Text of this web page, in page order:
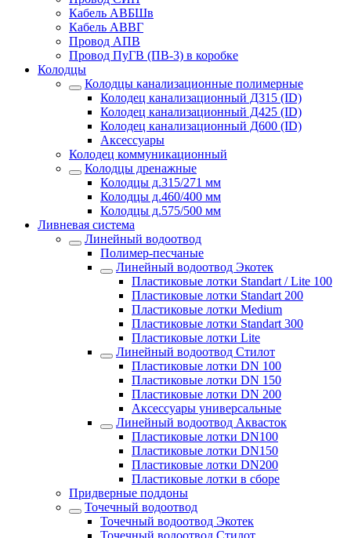
Кабель АВБШв
Кабель АВВГ
Провод АПВ
Провод ПуГВ (ПВ-3) в коробке
Колодцы
Колодцы канализационные полимерные
Колодец канализационный Д315 (ID)
Колодец канализационный Д425 (ID)
Колодец канализационный Д600 (ID)
Аксессуары
Колодец коммуникационный
Колодцы дренажные
Колодцы д.315/271 мм
Колодцы д.460/400 мм
Колодцы д.575/500 мм
Ливневая система
Линейный водоотвод
Полимер-песчаные
Линейный водоотвод Экотек
Пластиковые лотки Standart / Lite 100
Пластиковые лотки Standart 200
Пластиковые лотки Medium
Пластиковые лотки Standart 300
Пластиковые лотки Lite
Линейный водоотвод Стилот
Пластиковые лотки DN 100
Пластиковые лотки DN 150
Пластиковые лотки DN 200
Аксессуары универсальные
Линейный водоотвод Аквасток
Пластиковые лотки DN100
Пластиковые лотки DN150
Пластиковые лотки DN200
Пластиковые лотки в сборе
Придверные поддоны
Точечный водоотвод
Точечный водоотвод Экотек
Точечный водоотвод Стилот